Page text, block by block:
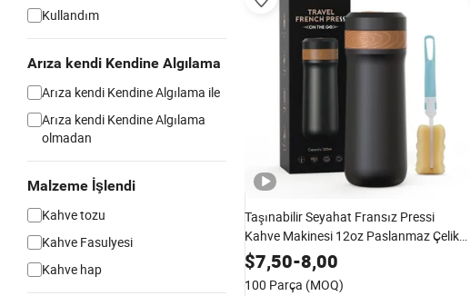
Kullandım
Arıza kendi Kendine Algılama
Arıza kendi Kendine Algılama ile
Arıza kendi Kendine Algılama
olmadan
Malzeme İşlendi
Kahve tozu
Kahve Fasulyesi
Kahve hap
Taşınabilir Seyahat Fransız Pressi
Kahve Makinesi 12oz Paslanmaz Çelik
Termos Akıllı Kahve Cezvesi
$7,50-8,00
100 Parça (MOQ)